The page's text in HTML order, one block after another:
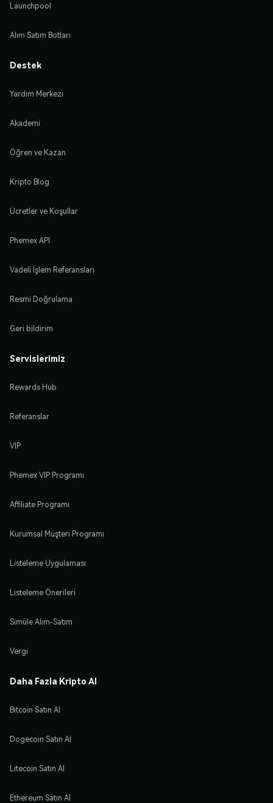
Launchpool
Alım Satım Botları
Destek
Yardım Merkezi
Akademi
Öğren ve Kazan
Kripto Blog
Ücretler ve Koşullar
Phemex API
Vadeli İşlem Referansları
Resmi Doğrulama
Geri bildirim
Servislerimiz
Rewards Hub
Referanslar
VIP
Phemex VIP Programı
Affiliate Programı
Kurumsal Müşteri Programı
Listeleme Uygulaması
Listeleme Önerileri
Simüle Alım-Satım
Vergi
Daha Fazla Kripto Al
Bitcoin Satın Al
Dogecoin Satın Al
Litecoin Satın Al
Ethereum Satın Al